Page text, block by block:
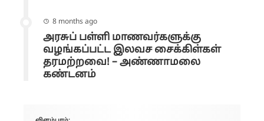
8 months ago
அரசுப் பள்ளி மாணவர்களுக்கு
வழங்கப்பட்ட இலவச சைக்கிள்கள்
தரமற்றவை! – அண்ணாமலை
கண்டனம்